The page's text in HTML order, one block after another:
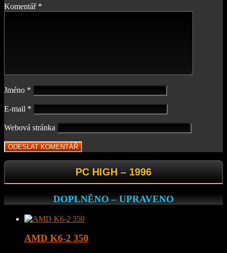
Komentář *
Jméno *
E-mail *
Webová stránka
PC HIGH – 1996
DOPLNĚNO – UPRAVENO
AMD K6-2 350